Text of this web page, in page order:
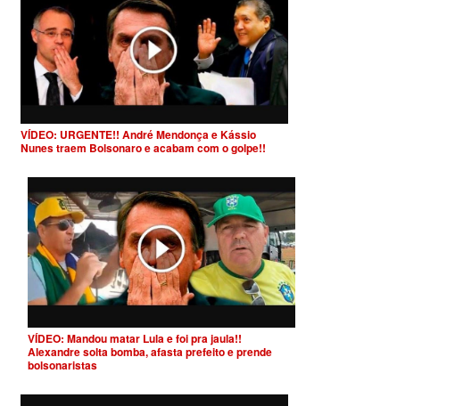
VÍDEO: URGENTE!! André Mendonça e Kássio
Nunes traem Bolsonaro e acabam com o golpe!!
VÍDEO: Mandou matar Lula e foi pra jaula!!
Alexandre solta bomba, afasta prefeito e prende
bolsonaristas